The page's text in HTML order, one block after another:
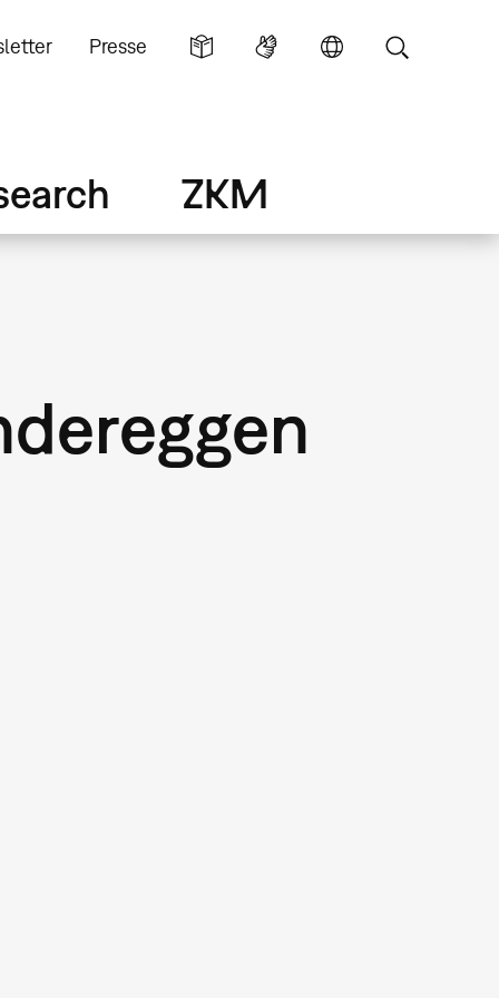
Presse
ZKM